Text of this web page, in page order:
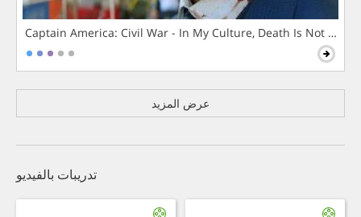
Captain America: Civil War - In My Culture, Death Is Not The
عرض المزيد
تدريبات بالفيديو